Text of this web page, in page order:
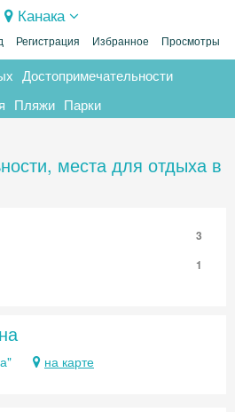
Канака
Регистрация Избранное Просмотры
Достопримечательности
Пляжи Парки
места для отдыха в
3
1
на карте